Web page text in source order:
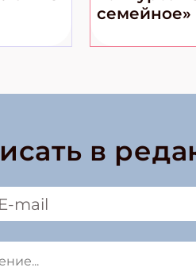
семейное»
в